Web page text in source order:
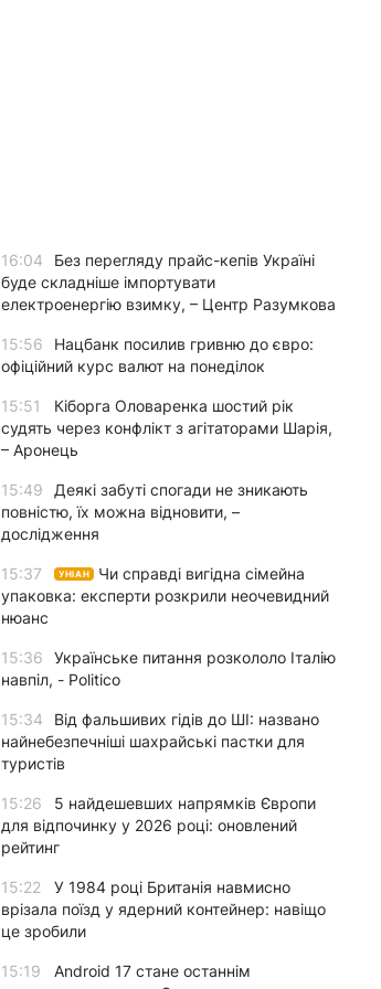
16:04
Без перегляду прайс-кепів Україні
буде складніше імпортувати
електроенергію взимку, – Центр Разумкова
15:56
Нацбанк посилив гривню до євро:
офіційний курс валют на понеділок
15:51
Кіборга Оловаренка шостий рік
судять через конфлікт з агітаторами Шарія,
– Аронець
15:49
Деякі забуті спогади не зникають
повністю, їх можна відновити, –
дослідження
15:37 УНІАН
Чи справді вигідна сімейна
упаковка: експерти розкрили неочевидний
нюанс
15:36
Українське питання розкололо Італію
навпіл, - Politico
15:34
Від фальшивих гідів до ШІ: названо
найнебезпечніші шахрайські пастки для
туристів
15:26
5 найдешевших напрямків Європи
для відпочинку у 2026 році: оновлений
рейтинг
15:22
У 1984 році Британія навмисно
врізала поїзд у ядерний контейнер: навіщо
це зробили
15:19
Android 17 стане останнім